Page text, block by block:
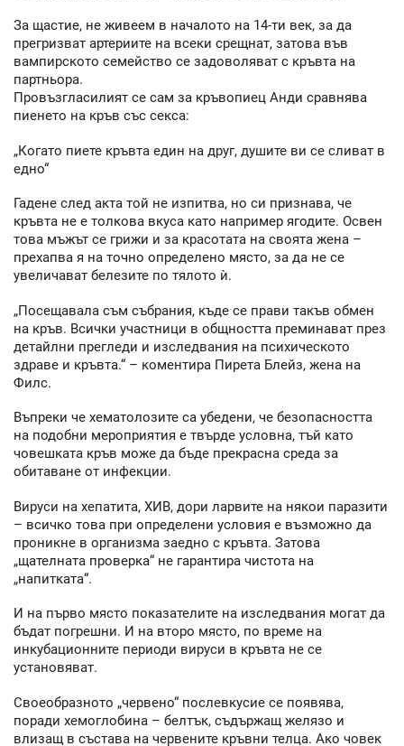
За щастие, не живеем в началото на 14-ти век, за да
прегризват артериите на всеки срещнат, затова във
вампирското семейство се задоволяват с кръвта на
партньора.
Провъзгласилият се сам за кръвопиец Анди сравнява
пиенето на кръв със секса:
„Когато пиете кръвта един на друг, душите ви се сливат в
едно“
Гадене след акта той не изпитва, но си признава, че
кръвта не е толкова вкуса като например ягодите. Освен
това мъжът се грижи и за красотата на своята жена –
прехапва я на точно определено място, за да не се
увеличават белезите по тялото ѝ.
„Посещавала съм събрания, къде се прави такъв обмен
на кръв. Всички участници в общността преминават през
детайлни прегледи и изследвания на психическото
здраве и кръвта.“ – коментира Пирета Блейз, жена на
Филс.
Въпреки че хематолозите са убедени, че безопасността
на подобни мероприятия е твърде условна, тъй като
човешката кръв може да бъде прекрасна среда за
обитаване от инфекции.
Вируси на хепатита, ХИВ, дори ларвите на някои паразити
– всичко това при определени условия е възможно да
проникне в организма заедно с кръвта. Затова
„щателната проверка“ не гарантира чистота на
„напитката“.
И на първо място показателите на изследвания могат да
бъдат погрешни. И на второ място, по време на
инкубационните периоди вируси в кръвта не се
установяват.
Своеобразното „червено“ послевкусие се появява,
поради хемоглобина – белтък, съдържащ желязо и
влизащ в състава на червените кръвни телца. Ако човек